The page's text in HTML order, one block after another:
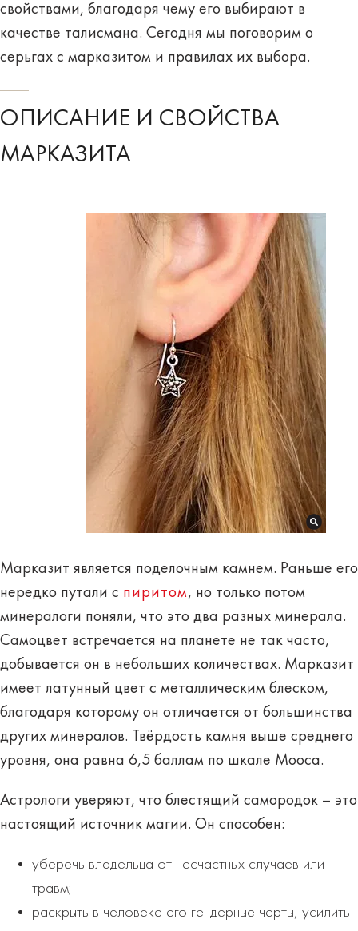
свойствами, благодаря чему его выбирают в
качестве талисмана. Сегодня мы поговорим о
серьгах с марказитом и правилах их выбора.
ОПИСАНИЕ И СВОЙСТВА
МАРКАЗИТА
Марказит является поделочным камнем. Раньше его
нередко путали с пиритом, но только потом
минералоги поняли, что это два разных минерала.
Самоцвет встречается на планете не так часто,
добывается он в небольших количествах. Марказит
имеет латунный цвет с металлическим блеском,
благодаря которому он отличается от большинства
других минералов. Твёрдость камня выше среднего
уровня, она равна 6,5 баллам по шкале Мооса.
Астрологи уверяют, что блестящий самородок – это
настоящий источник магии. Он способен:
уберечь владельца от несчастных случаев или
травм;
раскрыть в человеке его гендерные черты, усилить